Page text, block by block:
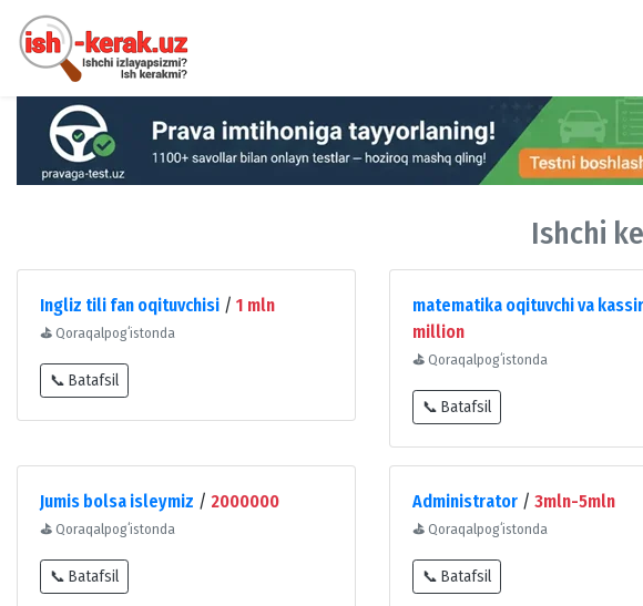
Ishchi
Ingliz tili fan oqituvchisi / 1 mln
⛳ Qoraqalpogʻistonda
📞 Batafsil
matematika oqituvchi va
million
⛳ Qoraqalpogʻistonda
📞 Batafsil
Jumis bolsa isleymiz / 2000000
⛳ Qoraqalpogʻistonda
📞 Batafsil
Administrator / 3mln-5mln
⛳ Qoraqalpogʻistonda
📞 Batafsil